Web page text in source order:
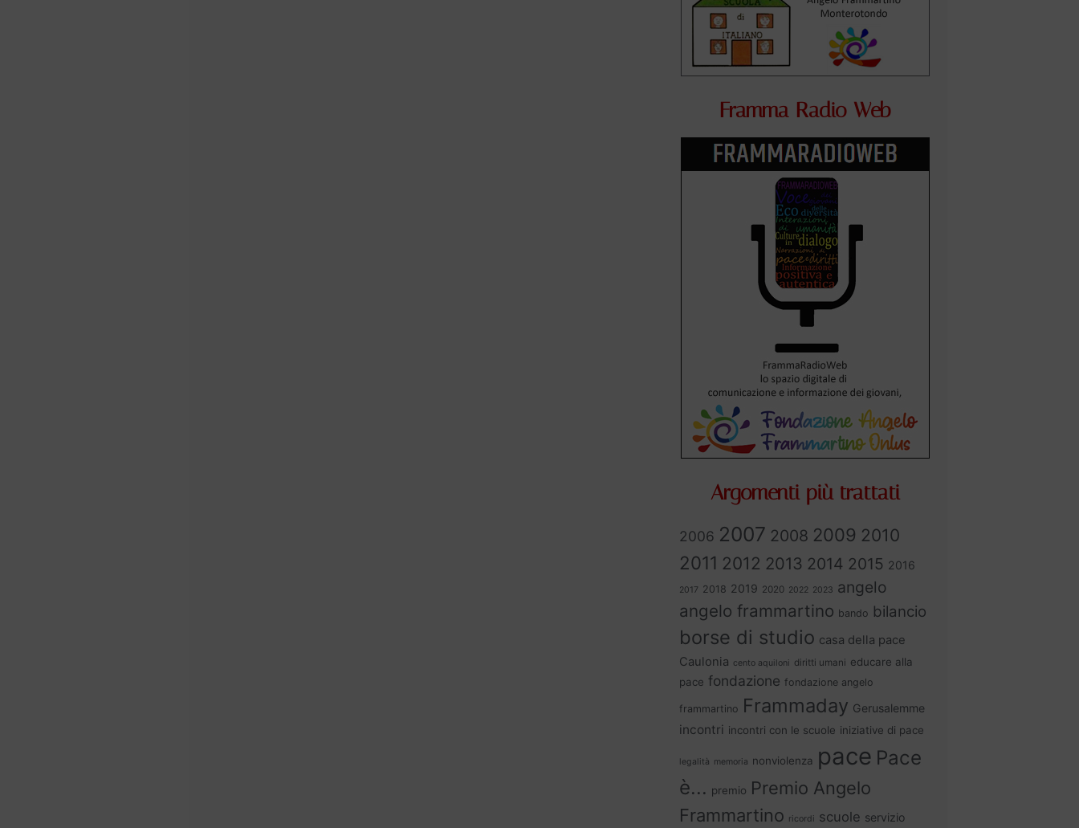
Framma Radio Web
Argomenti più trattati
2006 2007 2008 2009 2010
2011 2012 2013 2014 2015 2016
2017 2018 2019 2020 2022 2023 angelo
angelo frammartino bando bilancio
borse di studio casa della pace
Caulonia cento aquiloni diritti umani educare alla
pace fondazione fondazione angelo
frammartino Frammaday Gerusalemme
incontri incontri con le scuole iniziative di pace
legalità memoria nonviolenza pace Pace
è... premio Premio Angelo
Frammartino ricordi scuole servizio